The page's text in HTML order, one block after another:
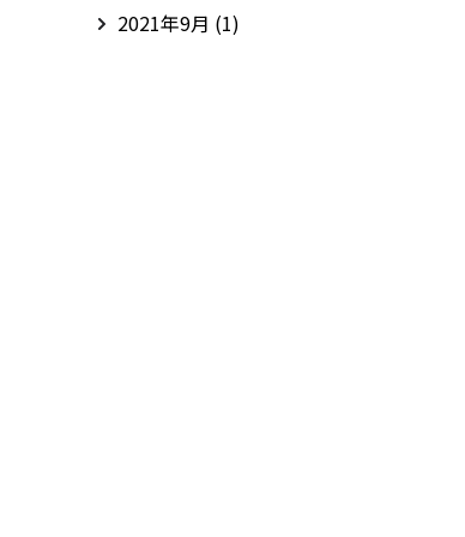
2021年9月 (1)